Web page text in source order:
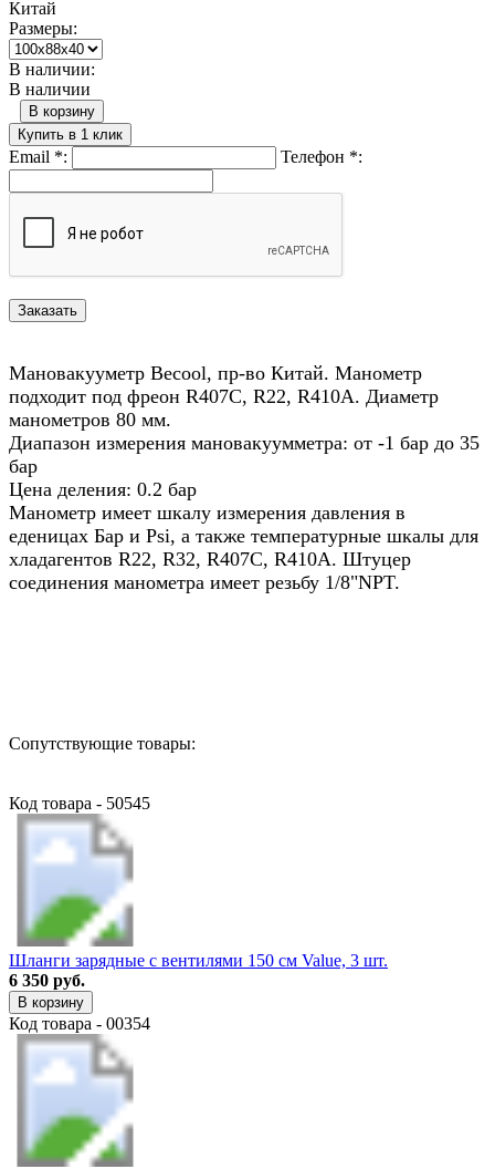
Китай
Размеры:
В наличии:
В наличии
В корзину
Купить в 1 клик
Email *: Телефон *:
Мановакууметр Becool, пр-во Китай. Манометр
подходит под фреон R407C, R22, R410A. Диаметр
манометров 80 мм.
Диапазон измерения мановакуумметра: от -1 бар до 35
бар
Цена деления: 0.2 бар
Манометр имеет шкалу измерения давления в
еденицах Бар и Psi, а также температурные шкалы для
хладагентов R22, R32, R407C, R410A. Штуцер
соединения манометра имеет резьбу 1/8"NPT.
Сопутствующие товары:
Код товара - 50545
Шланги зарядные с вентилями 150 см Value, 3 шт.
6 350 руб.
В корзину
Код товара - 00354